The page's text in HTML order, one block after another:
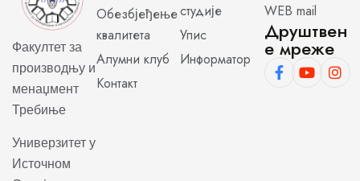
Факултет за
производњу и
менаџмент
Требиње
Универзитет у
Источном
Обезбјеђење
квалитета
Алумни клуб
Контакт
студије
Упис
Информатор
WEB mail
Друштвен
е мреже